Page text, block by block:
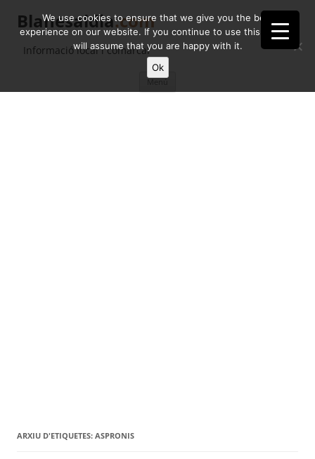
Blanesaldia.com
Informació local i comarcal
contingut
ARXIU D'ETIQUETES: ASPRONIS
We use cookies to ensure that we give you the best
experience on our website. If you continue to use this site we
will assume that you are happy with it.
Ok